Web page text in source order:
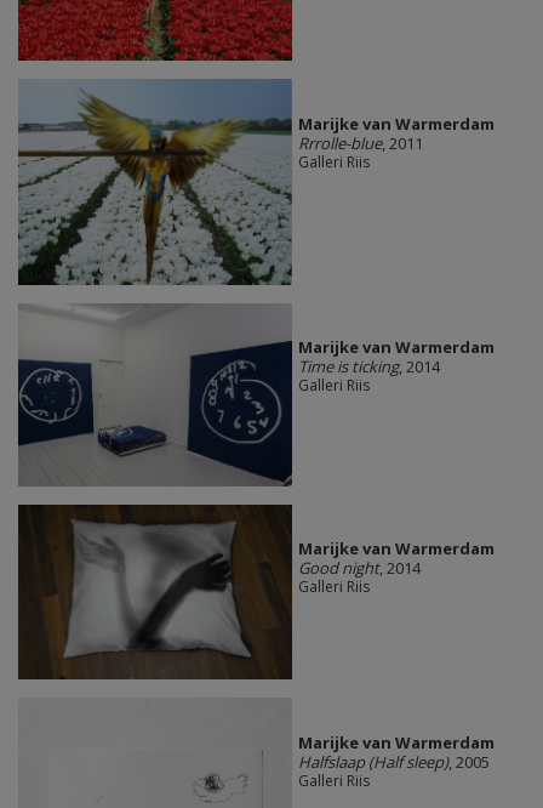
Marijke van Warmerdam
Rrrolle-blue, 2011
Galleri Riis
Marijke van Warmerdam
Time is ticking, 2014
Galleri Riis
Marijke van Warmerdam
Good night, 2014
Galleri Riis
Marijke van Warmerdam
Halfslaap (Half sleep), 2005
Galleri Riis